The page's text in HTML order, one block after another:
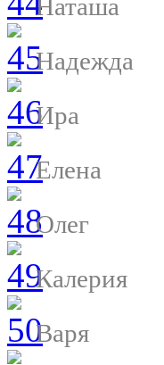
Наташа
Надежда
Ира
Елена
Олег
Калерия
Варя